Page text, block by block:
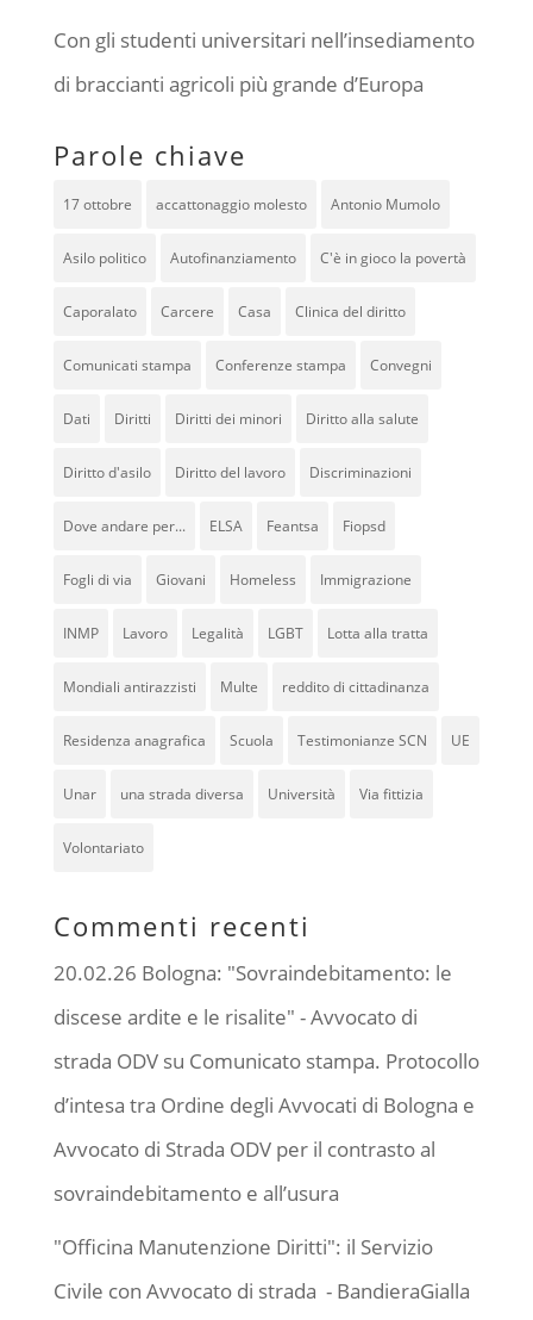
Con gli studenti universitari nell’insediamento
di braccianti agricoli più grande d’Europa
Parole chiave
17 ottobre accattonaggio molesto Antonio Mumolo
Asilo politico Autofinanziamento C'è in gioco la povertà
Caporalato Carcere Casa Clinica del diritto
Comunicati stampa Conferenze stampa Convegni
Dati Diritti Diritti dei minori Diritto alla salute
Diritto d'asilo Diritto del lavoro Discriminazioni
Dove andare per... ELSA Feantsa Fiopsd
Fogli di via Giovani Homeless Immigrazione
INMP Lavoro Legalità LGBT Lotta alla tratta
Mondiali antirazzisti Multe reddito di cittadinanza
Residenza anagrafica Scuola Testimonianze SCN UE
Unar una strada diversa Università Via fittizia
Volontariato
Commenti recenti
20.02.26 Bologna: "Sovraindebitamento: le
discese ardite e le risalite" - Avvocato di
strada ODVsu Comunicato stampa. Protocollo
d’intesa tra Ordine degli Avvocati di Bologna e
Avvocato di Strada ODV per il contrasto al
sovraindebitamento e all’usura
"Officina Manutenzione Diritti": il Servizio
Civile con Avvocato di strada - BandieraGialla